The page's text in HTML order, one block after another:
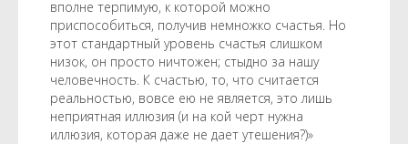
вполне терпимую, к которой можно
приспособиться, получив немножко счастья. Но
этот стандартный уровень счастья слишком
низок, он просто ничтожен; стыдно за нашу
человечность. К счастью, то, что считается
реальностью, вовсе ею не является, это лишь
неприятная иллюзия (и на кой черт нужна
иллюзия, которая даже не дает утешения?)»